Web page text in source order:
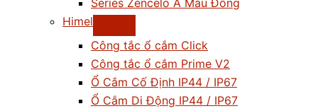
Series Zencelo A Màu Đồng
Himel
Công tắc ổ cắm Click
Công tắc ổ cắm Prime V2
Ổ Cắm Cố Định IP44 / IP67
Ổ Cắm Di Động IP44 / IP67